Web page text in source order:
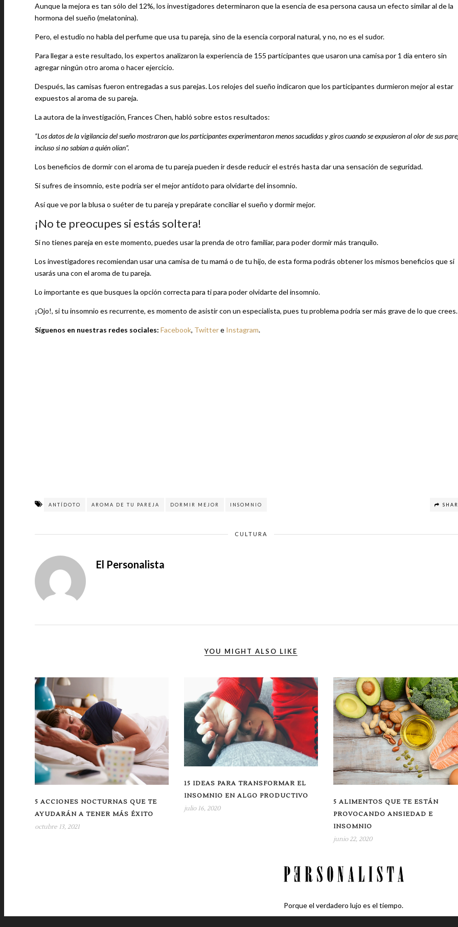
Aunque la mejora es tan sólo del 12%, los investigadores determinaron que la esencia de esa persona causa un efecto similar al de la
hormona del sueño (melatonina).
Pero, el estudio no habla del perfume que usa tu pareja, sino de la esencia corporal natural, y no, no es el sudor.
Para llegar a este resultado, los expertos analizaron la experiencia de 155 participantes que usaron una camisa por 1 día entero sin
agregar ningún otro aroma o hacer ejercicio.
Después, las camisas fueron entregadas a sus parejas. Los relojes del sueño indicaron que los participantes durmieron mejor al estar
expuestos al aroma de su pareja.
La autora de la investigación, Frances Chen, habló sobre estos resultados:
“Los datos de la vigilancia del sueño mostraron que los participantes experimentaron menos sacudidas y giros cuando se expusieron al olor de sus
incluso si no sabían a quién olían”.
Los beneficios de dormir con el aroma de tu pareja pueden ir desde reducir el estrés hasta dar una sensación de seguridad.
Si sufres de insomnio, este podría ser el mejor antídoto para olvidarte del insomnio.
Así que ve por la blusa o suéter de tu pareja y prepárate conciliar el sueño y dormir mejor.
¡No te preocupes si estás soltera!
Si no tienes pareja en este momento, puedes usar la prenda de otro familiar, para poder dormir más tranquilo.
Los investigadores recomiendan usar una camisa de tu mamá o de tu hijo, de esta forma podrás obtener los mismos beneficios que si
usarás una con el aroma de tu pareja.
Lo importante es que busques la opción correcta para ti para poder olvidarte del insomnio.
¡Ojo!, si tu insomnio es recurrente, es momento de asistir con un especialista, pues tu problema podría ser más grave de lo que crees.
Síguenos en nuestras redes sociales: Facebook, Twittere Instagram.
ANTÍDOTO AROMA DE TU PAREJA DORMIR MEJOR INSOMNIO
CULTURA
El Personalista
YOU MIGHT ALSO LIKE
5 ACCIONES NOCTURNAS QUE TE
AYUDARÁN A TENER MÁS ÉXITO
octubre 13, 2021
15 IDEAS PARA TRANSFORMAR EL
INSOMNIO EN ALGO PRODUCTIVO
julio 16, 2020
5 ALIMENTOS QUE TE ESTÁN
PROVOCANDO ANSIEDAD E
INSOMNIO
junio 22, 2020
Porque el verdadero lujo es el tiempo.